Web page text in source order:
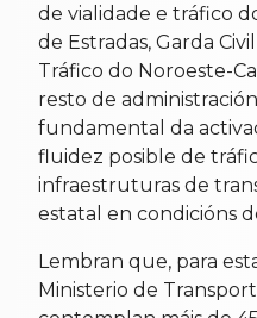
de vialidade e tráfico
de Estradas, Garda
Tráfico do Noroeste-
resto de
fundamental da
fluidez posible de
infraestruturas de
estatal en condicións
Lembran que, para
Ministerio de